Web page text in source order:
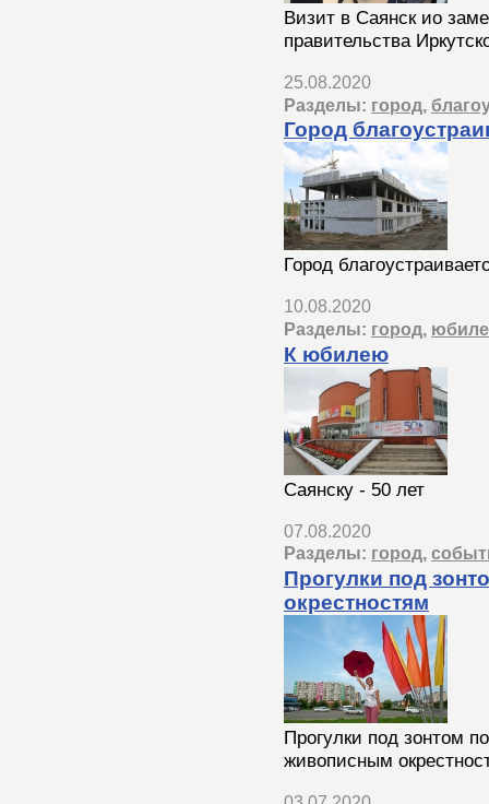
Визит в Саянск ио
правительства
25.08.2020
Разделы: город,
Город
Город
10.08.2020
Разделы: город,
К юбилею
Саянску - 50 лет
07.08.2020
Разделы: город,
Прогулки под
окрестностям
Прогулки под зонтом
живописным